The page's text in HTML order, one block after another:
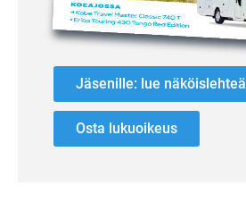
Jäsenille: lue näköislehteä
Osta lukuoikeus